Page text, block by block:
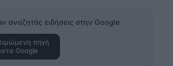
αναζητάς ειδήσεις στην Google
πηγή
Google